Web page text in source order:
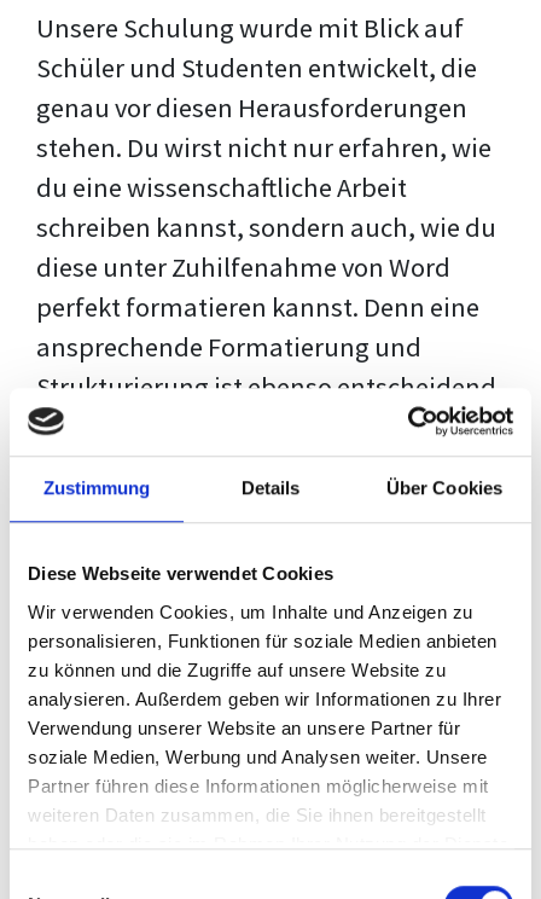
Zustimmung Details Über Cookies
Diese Webseite verwendet Cookies
Wir verwenden Cookies, um Inhalte und Anzeigen zu
personalisieren, Funktionen für soziale Medien anbieten
zu können und die Zugriffe auf unsere Website zu
analysieren. Außerdem geben wir Informationen zu Ihrer
Verwendung unserer Website an unsere Partner für
soziale Medien, Werbung und Analysen weiter. Unsere
Partner führen diese Informationen möglicherweise mit
weiteren Daten zusammen, die Sie ihnen bereitgestellt
haben oder die sie im Rahmen Ihrer Nutzung der Dienste
Unsere Schulung wurde mit Blick auf
Schüler und Studenten entwickelt, die
genau vor diesen Herausforderungen
stehen. Du wirst nicht nur erfahren, wie
du eine wissenschaftliche Arbeit
schreiben kannst, sondern auch, wie du
diese unter Zuhilfenahme von Word
perfekt formatieren kannst. Denn eine
ansprechende Formatierung und
Strukturierung ist ebenso entscheidend
wie der Inhalt selbst. Jeder Prüfer hat
eigene Erwartungen, und unsere
Schulung ist so konzipiert, dass sie dir
deiner individuellen Vorlage zeigt,
anstatt eine Einheitslösung zu bieten.
Der Prozess des wissenschaftlichen
Schreibens kann ohne das richtige
Wissen eine große Herausforderung
darstellen. Jedoch, ausgestattet mit
denTechniken und Strategiendieses
Kurses, wird die Formatierung deiner